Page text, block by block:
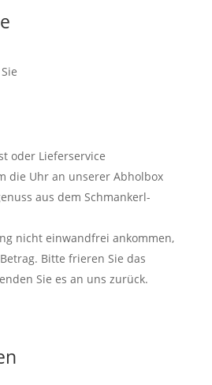
oder Lieferservice
die Uhr an unserer Abholbox
aus dem Schmankerl-
nicht einwandfrei ankommen,
Bitte frieren Sie das
Sie es an uns zurück.